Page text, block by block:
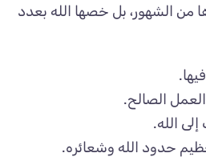
من الشهور، بل خصها الله بعدد
الصالح.
الله.
حدود الله وشعائره.